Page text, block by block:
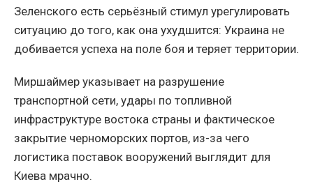
Зеленского есть серьёзный стимул урегулировать
ситуацию до того, как она ухудшится: Украина не
добивается успеха на поле боя и теряет территории.
Миршаймер указывает на разрушение
транспортной сети, удары по топливной
инфраструктуре востока страны и фактическое
закрытие черноморских портов, из-за чего
логистика поставок вооружений выглядит для
Киева мрачно.